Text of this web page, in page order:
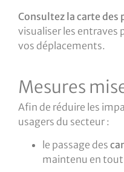
Consultez la carte des
visualiser les entraves
vos déplacements.
Mesures
Afin de réduire les
usagers du secteur :
le passage des
maintenu en